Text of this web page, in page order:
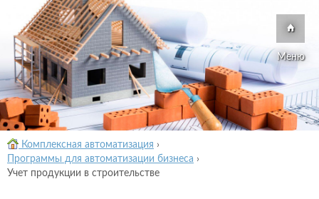
Меню
Комплексная автоматизация ›
Программы для автоматизации бизнеса ›
Учет продукции в строительстве